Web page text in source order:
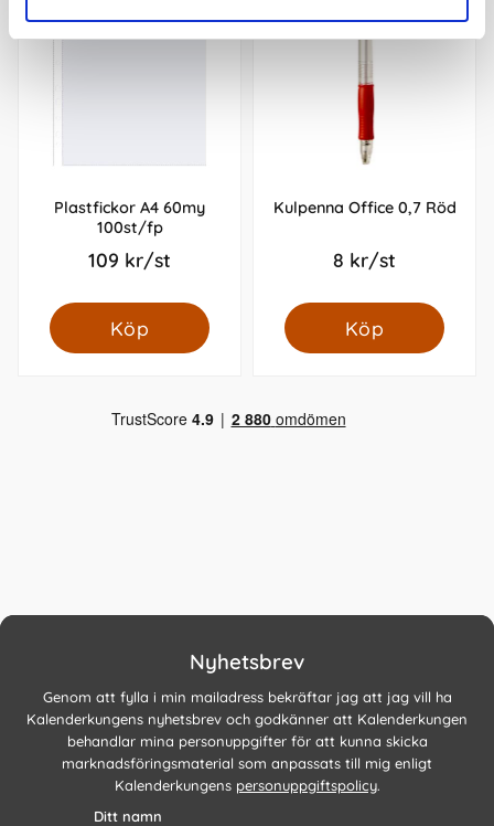
Plastfickor A4 60my
100st/fp
109 kr/st
Köp
Kulpenna Office 0,7 Röd
8 kr/st
Köp
Nyhetsbrev
Genom att fylla i min mailadress bekräftar jag att jag vill ha
Kalenderkungens nyhetsbrev och godkänner att Kalenderkungen
behandlar mina personuppgifter för att kunna skicka
marknadsföringsmaterial som anpassats till mig enligt
Kalenderkungens personuppgiftspolicy.
Ditt namn